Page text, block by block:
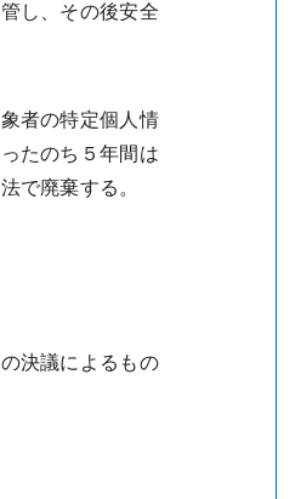
し、その後安全
者の特定個人情
たのち５年間は
で廃棄する。
決議によるもの